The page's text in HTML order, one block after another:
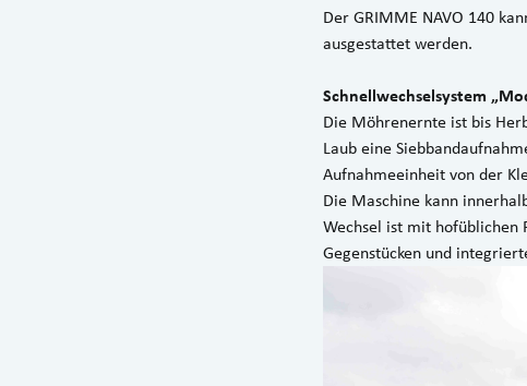
Der GRIMME NAVO 140
ausgestattet werden.
Schnellwechselsystem
Die Möhrenernte ist bis
Laub eine
Aufnahmeeinheit von der
Die Maschine kann
Wechsel ist mit hofüblichen
Gegenstücken und